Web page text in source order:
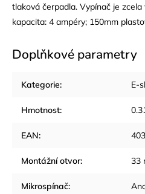
tlaková čerpadla. Vypínač je
kapacita: 4 ampéry; 150mm
Doplňkové parametry
Kategorie: E-
Hmotnost:
EAN:
Montážní otvor: 33
Mikrospínač: